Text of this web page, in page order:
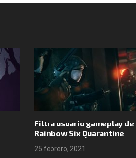
Síguenos en Instagram
Filtra usuario gameplay de
Rainbow Six Quarantine
25 febrero, 2021